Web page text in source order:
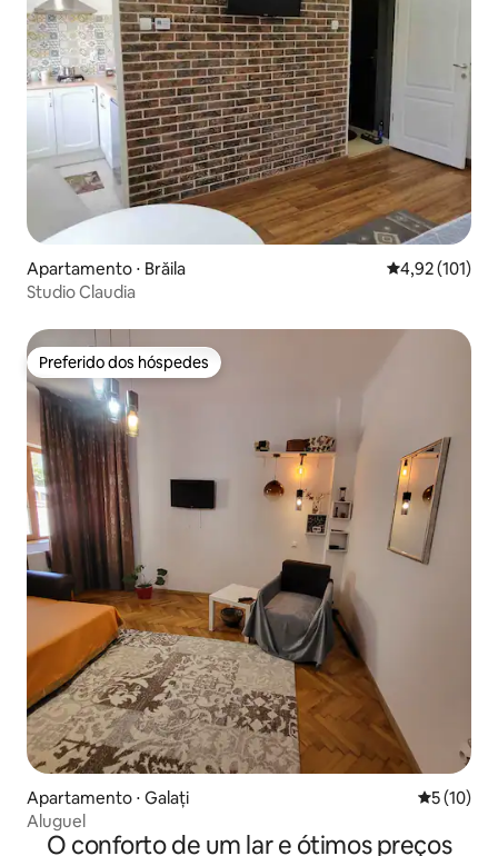
Apartamento ⋅ Brăila 4,92 de uma
4,92 (101)
Studio Claudia
Preferido dos hóspedes
Preferido dos hóspedes
Apartamento ⋅ Galați 5 de uma
5 (10)
Aluguel
O conforto de um lar e ótimos preços